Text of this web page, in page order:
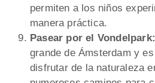
permiten a los niños
manera práctica.
Pasear por el Vondelpark:
grande de Ámsterdam y
disfrutar de la naturaleza